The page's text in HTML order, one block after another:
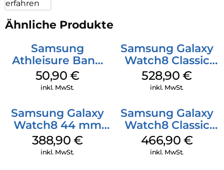
erfahren
Ähnliche Produkte
Samsung
Athleisure Band
(M/L) Galaxy
Watch8/Watch8
50,90 €
inkl. MwSt.
Samsung Galaxy
Watch8 Classic
Black
528,90€
inkl. MwSt.
Samsung Galaxy
Watch8 44 mm
Graphite
388,90 €
inkl. MwSt.
Samsung Galaxy
Watch8 Classic
White
466,90 €
inkl. MwSt.